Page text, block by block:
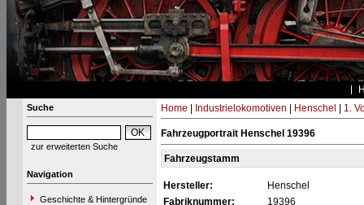
Suche
zur erweiterten Suche
Navigation
Geschichte & Hintergründe
Home Industrielokomotiven Henschel 1.
Fahrzeugportrait Henschel 19396
Fahrzeugstamm
Hersteller:
Henschel
Fabriknummer:
19396